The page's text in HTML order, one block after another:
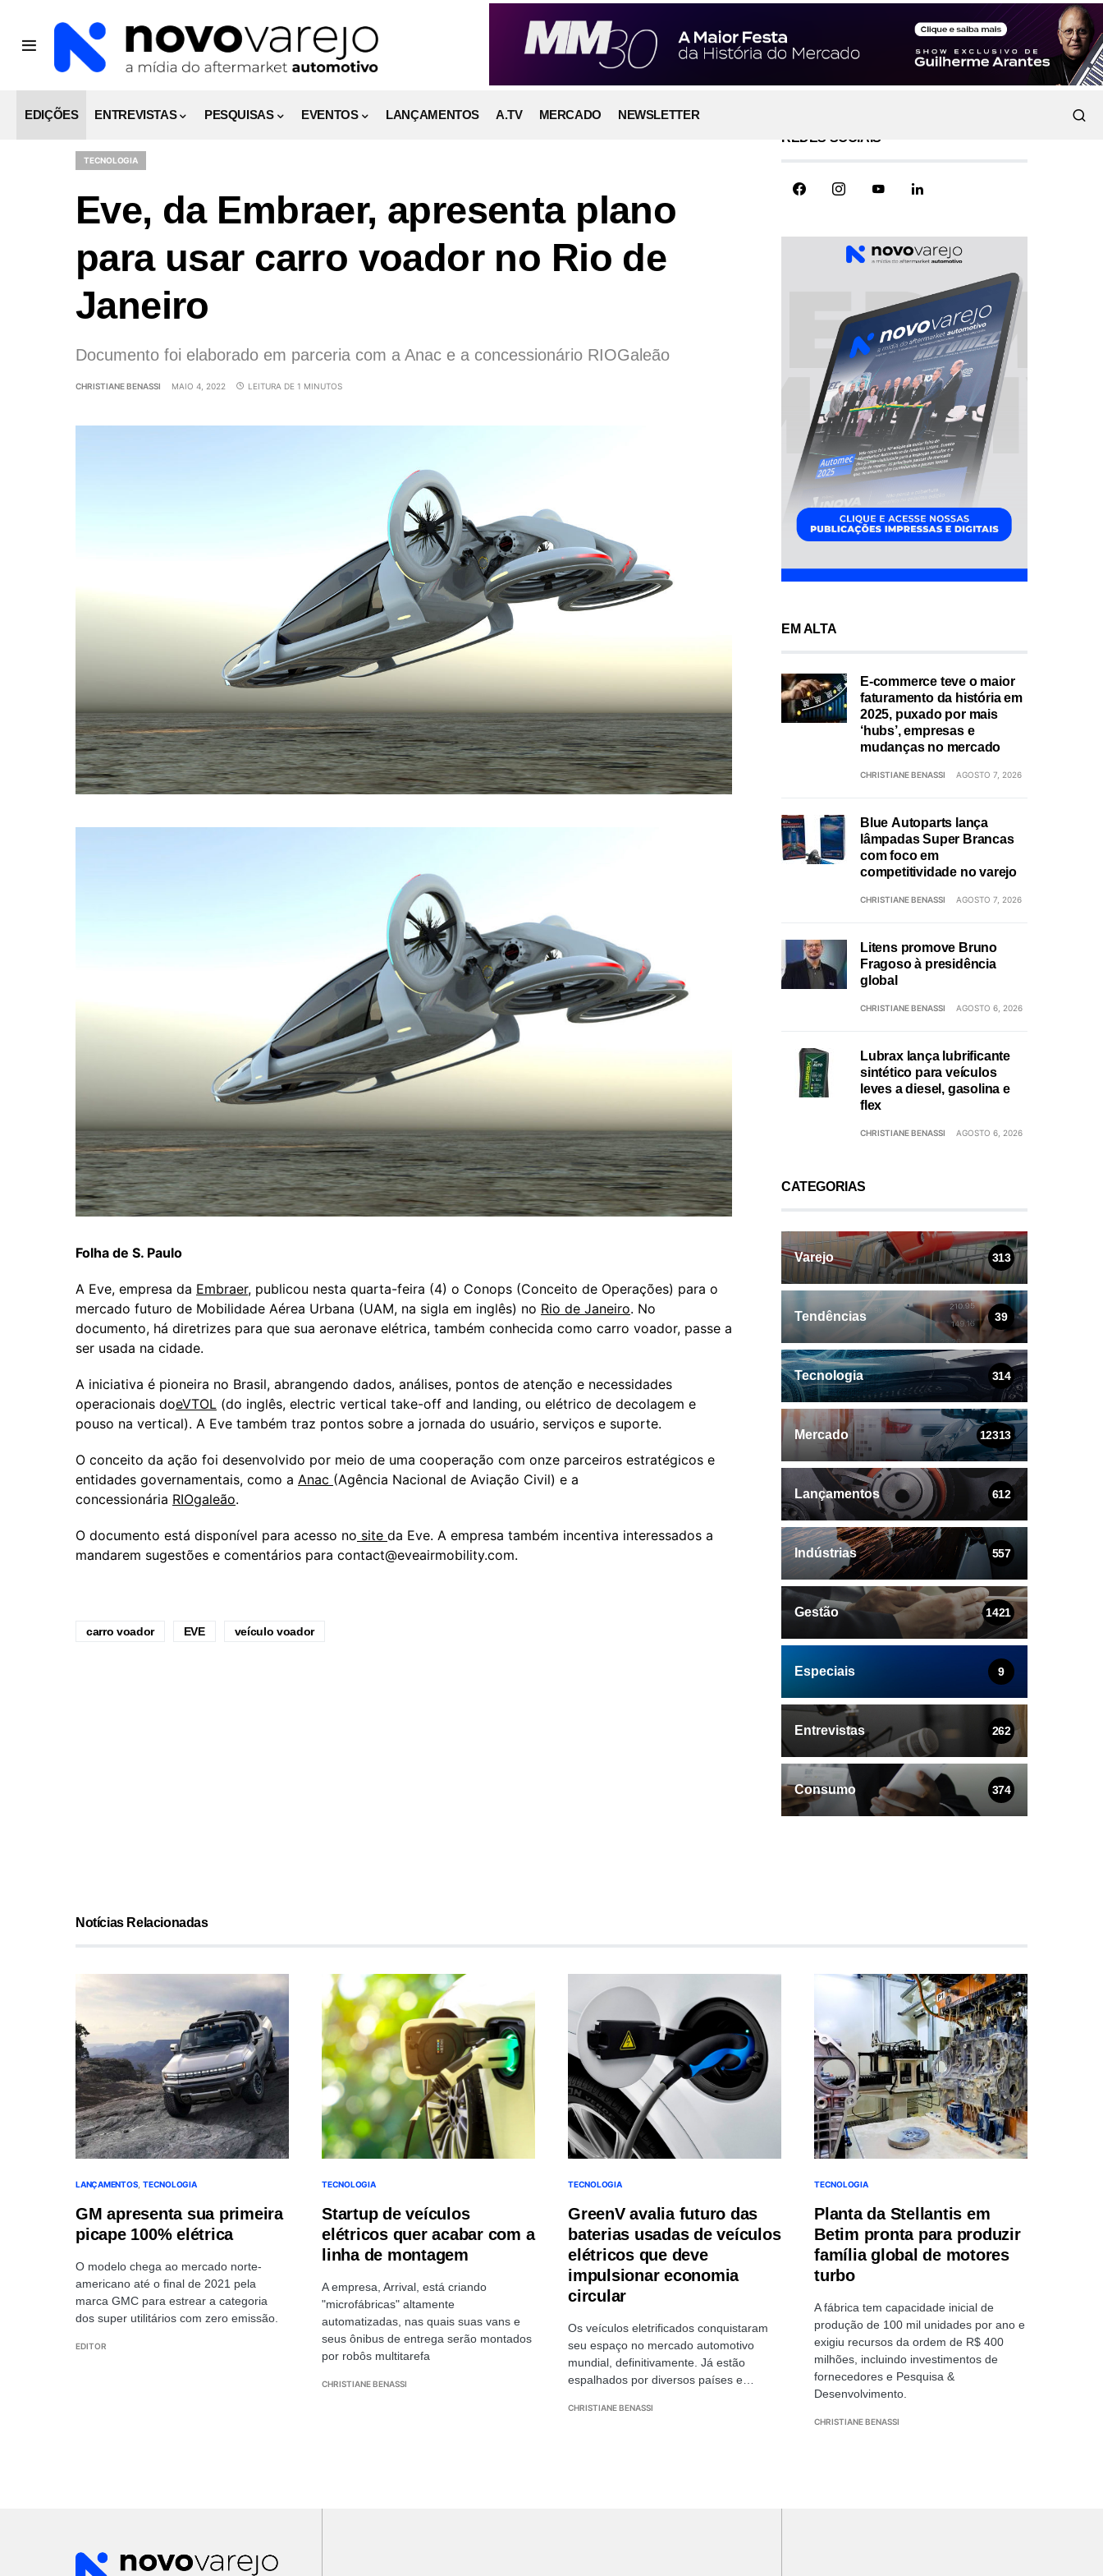
EDIÇÕES ENTREVISTAS PESQUISAS EVENTOS LANÇAMENTOS A.TV MERCADO NEWSLETTER
TECNOLOGIA
Eve, da Embraer, apresenta plano
para usar carro voador no Rio de
Janeiro
Documento foi elaborado em parceria com a Anac e a concessionário RIOGaleão
CHRISTIANE BENASSI MAIO 4, 2022 LEITURA DE 1 MINUTOS
Folha de S. Paulo
A Eve, empresa da Embraer, publicou nesta quarta-feira (4) o Conops (Conceito de Operações) para o
mercado futuro de Mobilidade Aérea Urbana (UAM, na sigla em inglês) no Rio de Janeiro. No
documento, há diretrizes para que sua aeronave elétrica, também conhecida como carro voador, passe a
ser usada na cidade.
A iniciativa é pioneira no Brasil, abrangendo dados, análises, pontos de atenção e necessidades
operacionais doeVTOL (do inglês, electric vertical take-off and landing, ou elétrico de decolagem e
pouso na vertical). A Eve também traz pontos sobre a jornada do usuário, serviços e suporte.
O conceito da ação foi desenvolvido por meio de uma cooperação com onze parceiros estratégicos e
entidades governamentais, como a Anac (Agência Nacional de Aviação Civil) e a
concessionária RIOgaleão.
O documento está disponível para acesso no site da Eve. A empresa também incentiva interessados a
mandarem sugestões e comentários para contact@eveairmobility.com.
carro voador EVE veículo voador
REDES SOCIAIS
EM ALTA
E-commerce teve o maior
faturamento da história em
2025, puxado por mais
‘hubs’, empresas e
mudanças no mercado
CHRISTIANE BENASSI AGOSTO 7, 2026
Blue Autoparts lança
lâmpadas Super Brancas
com foco em
competitividade no varejo
CHRISTIANE BENASSI AGOSTO 7, 2026
Litens promove Bruno
Fragoso à presidência
global
CHRISTIANE BENASSI AGOSTO 6, 2026
Lubrax lança lubrificante
sintético para veículos
leves a diesel, gasolina e
flex
CHRISTIANE BENASSI AGOSTO 6, 2026
CATEGORIAS
Varejo 313
Tendências 39
Tecnologia 314
Mercado 12313
Lançamentos 612
Indústrias 557
Gestão 1421
Especiais 9
Entrevistas 262
Consumo 374
Notícias Relacionadas
LANÇAMENTOS TECNOLOGIA
GM apresenta sua primeira
picape 100% elétrica
O modelo chega ao mercado norte-
americano até o final de 2021 pela
marca GMC para estrear a categoria
dos super utilitários com zero emissão.
EDITOR
TECNOLOGIA
Startup de veículos
elétricos quer acabar com a
linha de montagem
A empresa, Arrival, está criando
"microfábricas" altamente
automatizadas, nas quais suas vans e
seus ônibus de entrega serão montados
por robôs multitarefa
CHRISTIANE BENASSI
TECNOLOGIA
GreenV avalia futuro das
baterias usadas de veículos
elétricos que deve
impulsionar economia
circular
Os veículos eletrificados conquistaram
seu espaço no mercado automotivo
mundial, definitivamente. Já estão
espalhados por diversos países e…
CHRISTIANE BENASSI
TECNOLOGIA
Planta da Stellantis em
Betim pronta para produzir
família global de motores
turbo
A fábrica tem capacidade inicial de
produção de 100 mil unidades por ano e
exigiu recursos da ordem de R$ 400
milhões, incluindo investimentos de
fornecedores e Pesquisa &
Desenvolvimento.
CHRISTIANE BENASSI